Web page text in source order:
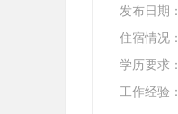
发布日期：
住宿情况：
学历要求：
工作经验：